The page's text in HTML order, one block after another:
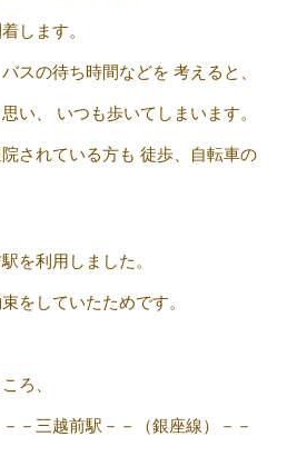
します。
スの待ち時間などを 考えると、
い、 いつも歩いてしまいます。
されている方も 徒歩、自転車の
を利用しました。
をしていたためです。
ろ、
－三越前駅－－（銀座線）－－